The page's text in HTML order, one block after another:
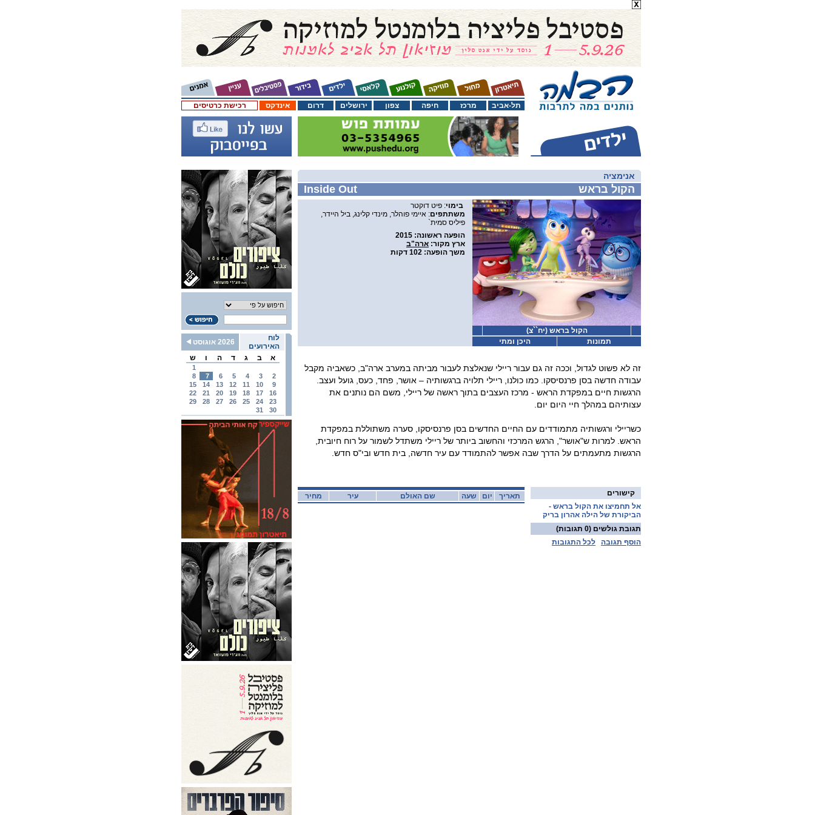
רכישת כרטיסים אינדקס דרום ירושלים צפון חיפה מרכז תל-אביב
לוח
האירועים
2026 אוגוסט
א
ב ג ד ה ו ש
1
2
3
4
5
6
7
8
9
10
11
12
13
14
15
16
17
18
19
20
21
22
23
24
25
26
27
28
29
30
31
אנימציה
Inside Out הקול בראש
בימוי: פיט דוקטר
משתתפים: איימי פוהלר, מינדי קלינג, ביל היידר,
פיליס סמית`
הופעה ראשונה: 2015
ארץ מקור: ארה"ב
משך הופעה: 102 דקות
הקול בראש (יח``צ)
תמונות
היכן ומתי
זה לא פשוט לגדול, וככה זה גם עבור ריילי שנאלצת לעבור מביתה במערב ארה"ב, כשאביה מקבל
עבודה חדשה בסן פרנסיסקו. כמו כולנו, ריילי תלויה ברגשותיה – אושר, פחד, כעס, גועל ועצב.
הרגשות חיים במפקדת הראש - מרכז העצבים בתוך ראשה של ריילי, משם הם נותנים את
עצותיהם במהלך חיי היום יום.
כשריילי ורגשותיה מתמודדים עם החיים החדשים בסן פרנסיסקו, סערה משתוללת במפקדת
הראש. למרות ש"אושר", הרגש המרכזי והחשוב ביותר של ריילי משתדל לשמור על רוח חיובית,
הרגשות מתעמתים על הדרך שבה אפשר להתמודד עם עיר חדשה, בית חדש ובי"ס חדש.
מחיר עיר שם האולם שעה יום תאריך
קישורים
אל תחמיצו את הקול בראש -
הביקורת של הילה אהרון בריק
תגובת גולשים (0 תגובות)
הוסף תגובה
לכל התגובות